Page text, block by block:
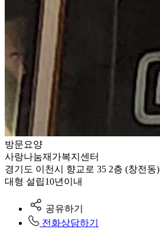
방문요양
사랑나눔재가복지센터
경기도 이천시 향교로 35 2층 (창전동)
대형 설립10년이내
공유하기
전화상담하기